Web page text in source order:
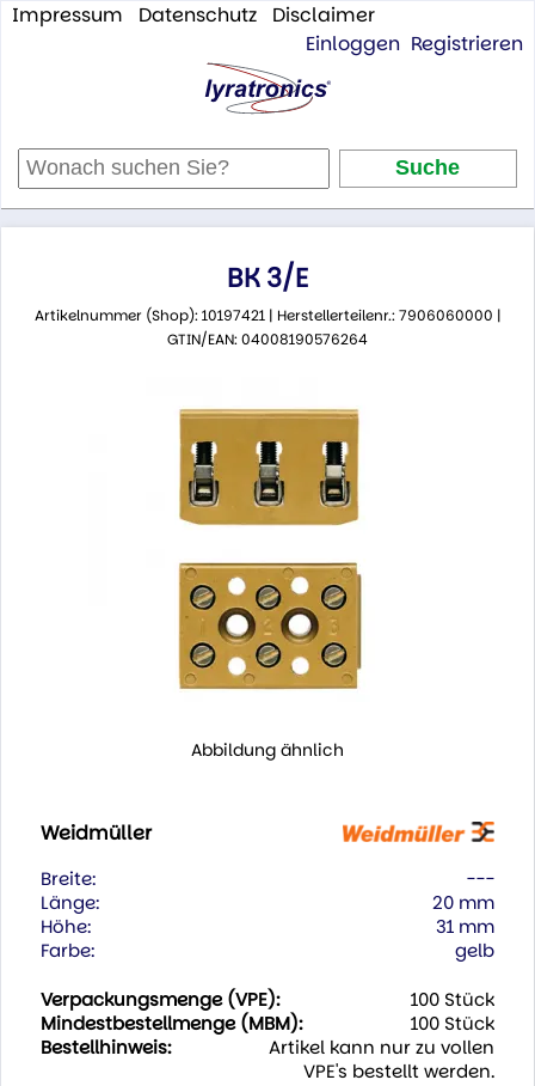
Impressum Datenschutz
Disclaimer
Einloggen Registrieren
BK 3/E
Artikelnummer (Shop): 10197421 | Herstellerteilenr.: 7906060000 |
GTIN/EAN: 04008190576264
Abbildung ähnlich
Weidmüller
Breite:
---
Länge:
20 mm
Höhe:
31 mm
Farbe:
gelb
Verpackungsmenge (VPE):
100 Stück
Mindestbestellmenge (MBM):
100 Stück
Bestellhinweis:
Artikel kann nur zu vollen
VPE's bestellt werden.